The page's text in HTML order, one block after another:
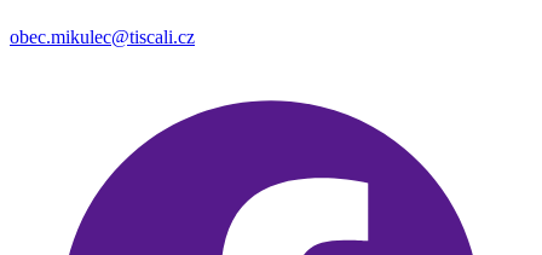
obec.mikulec@tiscali.cz